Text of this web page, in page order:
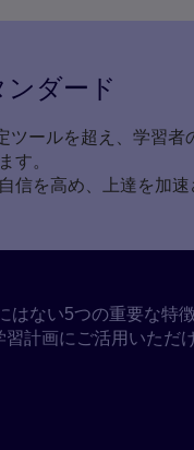
ダード
ールを超え、学習者
す。
信を高め、上達を加速
ない5つの重要な特徴
計画にご活用いただ